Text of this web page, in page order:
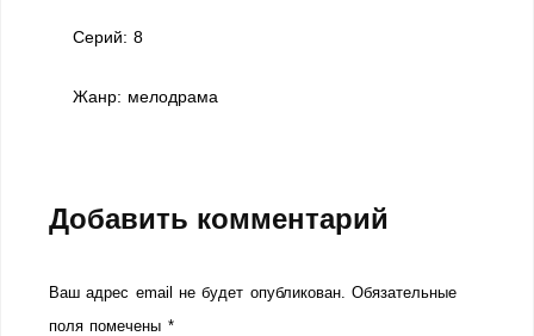
Cерий: 8
Жанр: мелодрама
Добавить комментарий
Ваш адрес email не будет опубликован. Обязательные
поля помечены *